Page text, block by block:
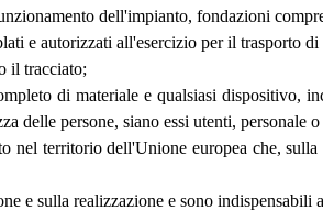
dell'impianto, fondazioni
e autorizzati all'esercizio per il trasporto
il tracciato;
di materiale e qualsiasi dispositivo,
delle persone, siano essi utenti, personale o
territorio dell'Unione europea che,
e sulla realizzazione e sono indispensabili